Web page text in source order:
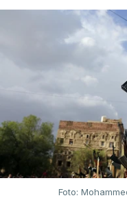
Foto: